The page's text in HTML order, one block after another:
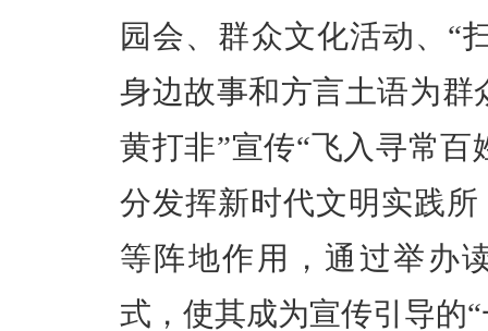
园会、群众文化活动、“
身边故事和方言土语为群
黄打非”宣传“飞入寻常百
分发挥新时代文明实践
等阵地作用，通过举办
式，使其成为宣传引导的